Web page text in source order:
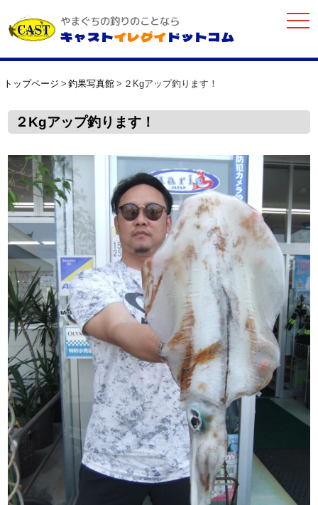
やまぐちの釣りのことなら
キャストイレグイドットコム
トップページ 釣果写真館 ２Kgアップ釣ります！
２Kgアップ釣ります！